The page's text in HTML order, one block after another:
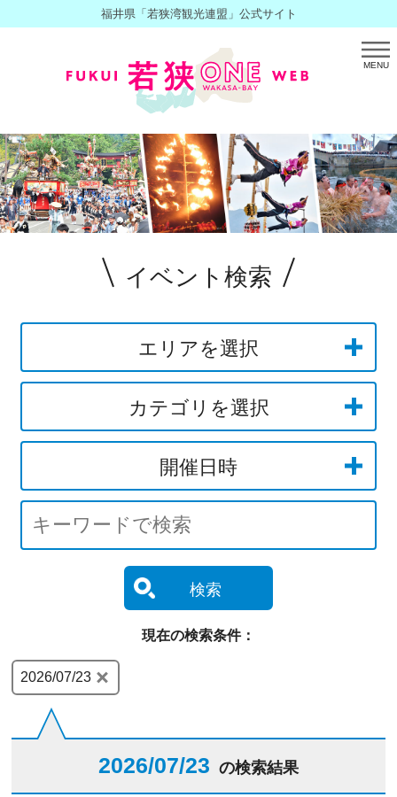
福井県「若狭湾観光連盟」公式サイト
MENU
イベント検索
エリアを選択
カテゴリを選択
開催日時
検索
現在の検索条件：
2026/07/23
2026/07/23 の検索結果